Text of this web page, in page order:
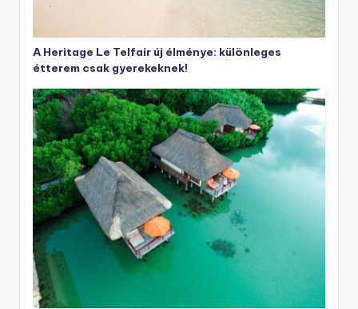
A Heritage Le Telfair új élménye: különleges
étterem csak gyerekeknek!